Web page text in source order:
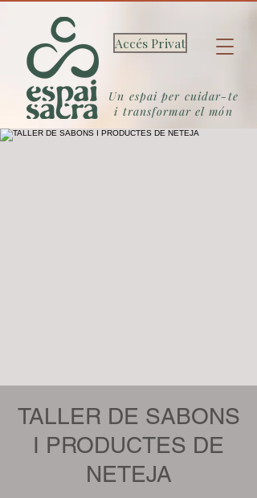
Accés Privat
Un espai per cuidar-te
i transformar el món
TALLER DE SABONS
I PRODUCTES DE
NETEJA